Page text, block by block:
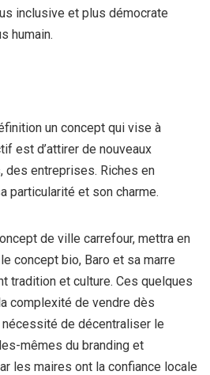
inclusive et plus démocrate
humain.
un concept qui vise à
est d’attirer de nouveaux
entreprises. Riches en
particularité et son charme.
de ville carrefour, mettra en
concept bio, Baro et sa marre
tradition et culture. Ces quelques
complexité de vendre dès
nécessité de décentraliser le
mêmes du branding et
les maires ont la confiance locale